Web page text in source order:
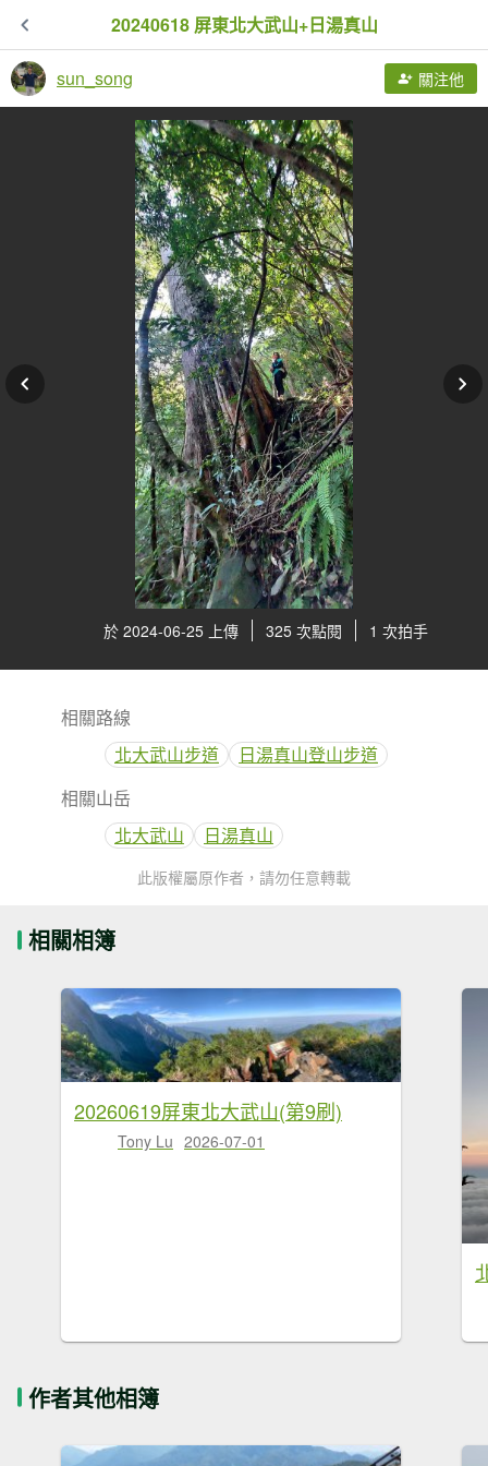
20240618 屏東北大武山+日湯真山
sun_song 關注他
於 2024-06-25 上傳 325 次點閱 1 次拍手
相關路線
北大武山步道
日湯真山登山步道
相關山岳
北大武山
日湯真山
此版權屬原作者，請勿任意轉載
相關相簿
20260619屏東北大武山(第9刷)
Tony Lu 2026-07-01
作者其他相簿